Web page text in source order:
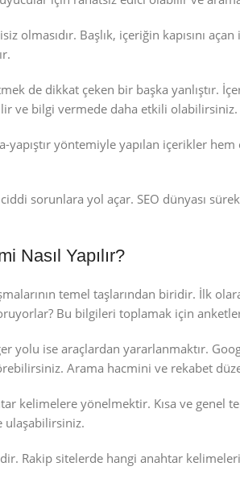
olmasıdır. Başlık, içeriğin kapısını
de dikkat çeken bir başka yanlıştır.
ve bilgi vermede daha etkili olabilirsiniz.
yapıştır yöntemiyle yapılan içerikler
sorunlara yol açar. SEO dünyası
Nasıl Yapılır?
temel taşlarından biridir. İlk
Bu bilgileri toplamak için
ise araçlardan yararlanmaktır.
Arama hacmini ve rekabet
kelimelere yönelmektir. Kısa ve genel
ulaşabilirsiniz.
Rakip sitelerde hangi anahtar